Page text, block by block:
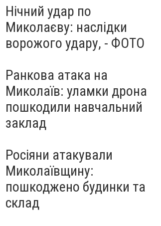
Нічний удар по
Миколаєву: наслідки
ворожого удару, - ФОТО
Ранкова атака на
Миколаїв: уламки дрона
пошкодили навчальний
заклад
Росіяни атакували
Миколаївщину:
пошкоджено будинки та
склад